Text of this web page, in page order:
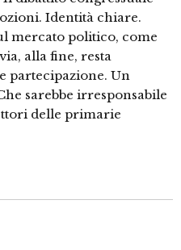
Identità chiare.
mercato politico, come
alla fine, resta
partecipazione. Un
sarebbe irresponsabile
delle primarie